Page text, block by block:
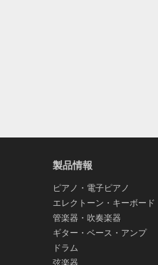
製品情報
ピアノ・電子ピアノ
エレクトーン・キーボード
管楽器・吹奏楽器
ギター・ベース・アンプ
ドラム
弦楽器